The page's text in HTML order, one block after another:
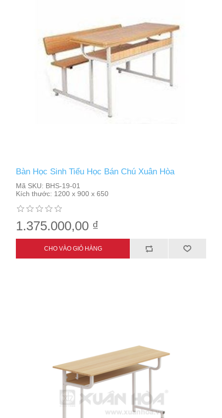
Bàn Học Sinh Tiểu Học Bán Chú Xuân Hòa
Mã SKU: BHS-19-01
Kích thước: 1200 x 900 x 650
1.375.000,00 ₫